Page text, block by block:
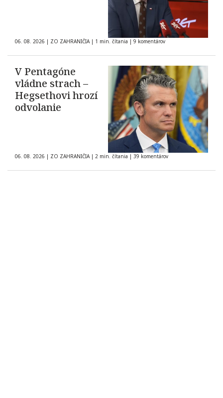
06. 08. 2026 | ZO ZAHRANIČIA | 1 min. čítania | 9 komentárov
V Pentagóne
vládne strach –
Hegsethovi hrozí
odvolanie
06. 08. 2026 | ZO ZAHRANIČIA | 2 min. čítania | 39 komentárov